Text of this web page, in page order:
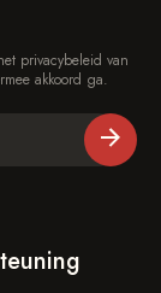
privacybeleid van
akkoord ga.